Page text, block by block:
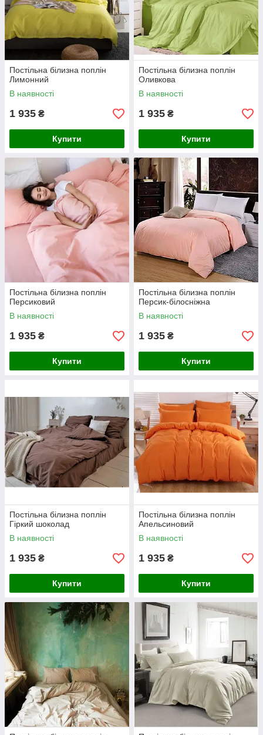
Постільна білизна поплін
Лимонний
В наявності
1 935 ₴
Купити
Постільна білизна поплін
Оливкова
В наявності
1 935 ₴
Купити
Постільна білизна поплін
Персиковий
В наявності
1 935 ₴
Купити
Постільна білизна поплін
Персик-білосніжна
В наявності
1 935 ₴
Купити
Постільна білизна поплін
Гіркий шоколад
В наявності
1 935 ₴
Купити
Постільна білизна поплін
Апельсиновий
В наявності
1 935 ₴
Купити